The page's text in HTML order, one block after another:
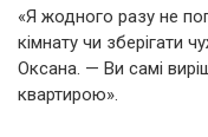
«Я жодного разу не
кімнату чи зберігати
Оксана. — Ви самі
квартирою».